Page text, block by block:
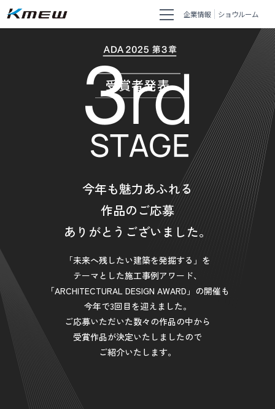
企業情報 ショウルーム
受賞者発表
今年も魅力あふれる
作品のご応募
ありがとうございました。
「未来へ残したい建築を発掘する」を
テーマとした施工事例アワード、
「ARCHITECTURAL DESIGN AWARD」の開催も
今年で3回目を迎えました。
ご応募いただいた数々の作品の中から
受賞作品が決定いたしましたので
ご紹介いたします。